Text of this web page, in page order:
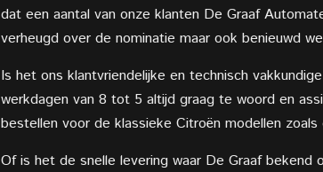
dat een aantal van onze klanten De Graaf
verheugd over de nominatie maar ook benieuwd
Is het ons klantvriendelijke en technisch
werkdagen van 8 tot 5 altijd graag te woord en
bestellen voor de klassieke Citroën modellen
Of is het de snelle levering waar De Graaf